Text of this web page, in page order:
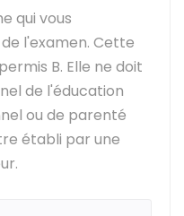
qui vous
l'examen. Cette
B. Elle ne doit
de l'éducation
ou de parenté
établi par une